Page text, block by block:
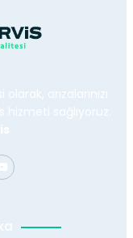
arızalarınızı
sağlıyoruz.